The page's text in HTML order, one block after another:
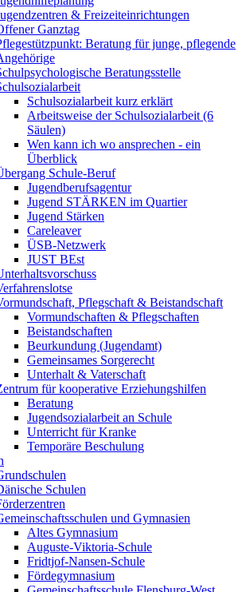
& Freizeiteinrichtungen
Ganztag
Beratung für junge, pflegende
Beratungsstelle
Schulsozialarbeit kurz erklärt
Arbeitsweise der Schulsozialarbeit (6
Säulen)
Wen kann ich wo ansprechen - ein
Überblick
Schule-Beruf
Jugendberufsagentur
Jugend STÄRKEN im Quartier
Jugend Stärken
Careleaver
ÜSB-Netzwerk
JUST BEst
Pflegschaft & Beistandschaft
Vormundschaften & Pflegschaften
Beistandschaften
Beurkundung (Jugendamt)
Gemeinsames Sorgerecht
Unterhalt & Vaterschaft
für kooperative Erziehungshilfen
Beratung
Jugendsozialarbeit an Schule
Unterricht für Kranke
Temporäre Beschulung
Schulen
und Gymnasien
Altes Gymnasium
Auguste-Viktoria-Schule
Fridtjof-Nansen-Schule
Fördegymnasium